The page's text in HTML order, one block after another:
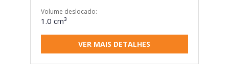
Volume deslocado:
1.0 cm³
VER MAIS DETALHES